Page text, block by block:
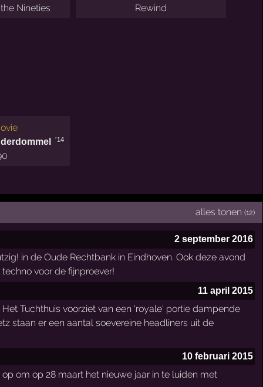
Nineties Rewind
'14
alles tonen (12)
2 september 2016
in de Oude Rechtbank in Eindhoven. Ook deze avond
voor de fijnproever!
11 april 2015
Tuchthuis voorziet van een 'royale' portie dampende
staan er een aantal soevereine headliners uit de
10 februari 2015
om op 28 maart het nieuwe jaar in te luiden met